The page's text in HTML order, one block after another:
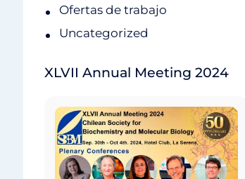
Ofertas de trabajo
Uncategorized
XLVII Annual Meeting 2024